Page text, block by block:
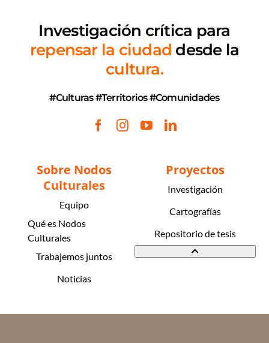
Investigación crítica para
repensar la ciudad desde la
cultura.
#Culturas #Territorios #Comunidades
Sobre Nodos
Culturales
Equipo
Qué es Nodos
Culturales
Trabajemos juntos
Noticias
Proyectos
Investigación
Cartografías
Repositorio de tesis